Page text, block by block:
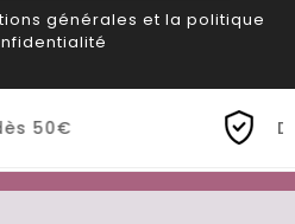
générales et la politique
Distillerie Bio artisanale